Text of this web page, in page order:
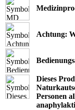
Achtung:
Dieses
Personen